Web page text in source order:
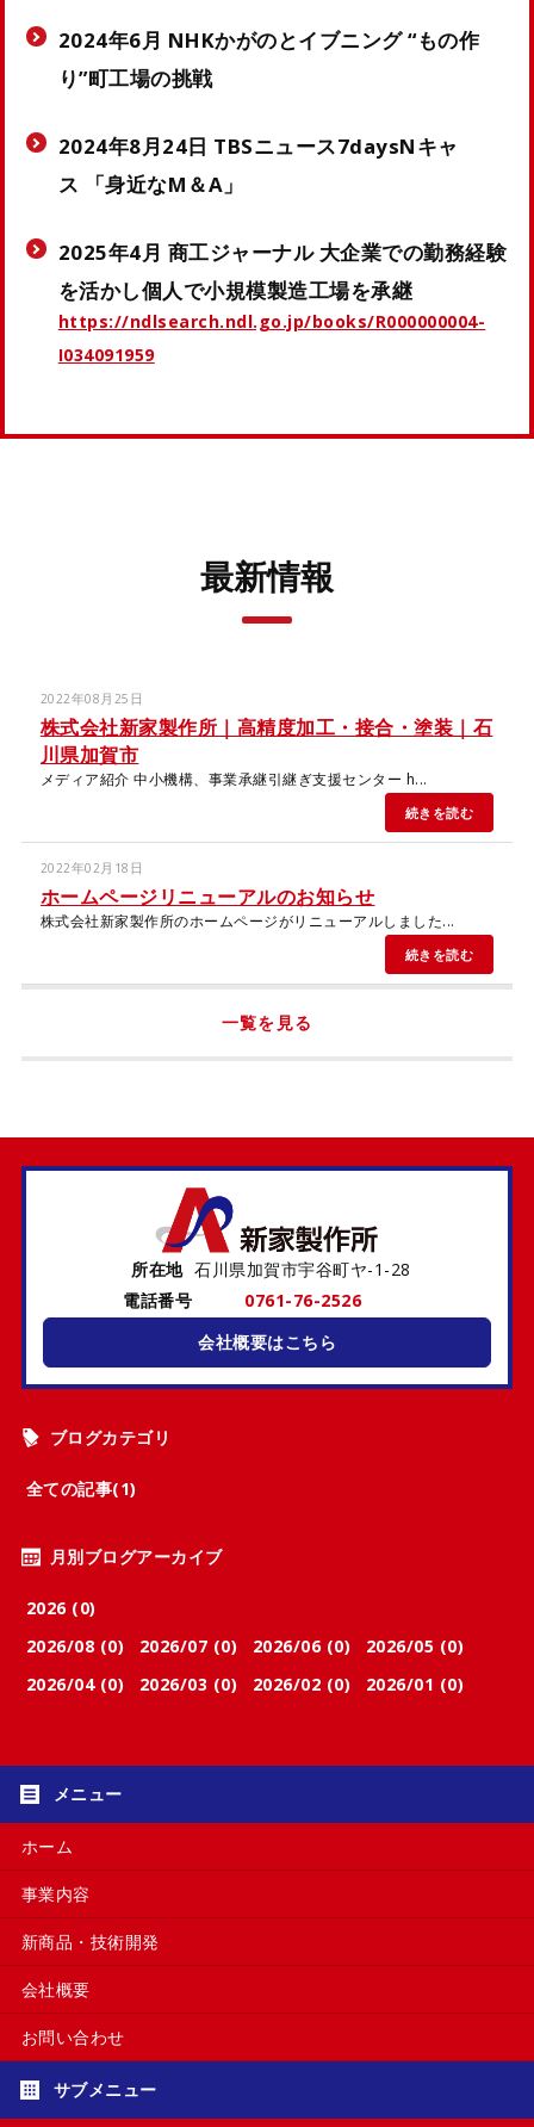
2024年6月 NHKかがのとイブニング “もの作
り”町工場の挑戦
2024年8月24日 TBSニュース7daysNキャ
ス 「身近なM＆A」
2025年4月 商工ジャーナル 大企業での勤務経験
を活かし個人で小規模製造工場を承継
https://ndlsearch.ndl.go.jp/books/R000000004-
I034091959
最新情報
2022年08月25日
株式会社新家製作所｜高精度加工・接合・塗装｜石
川県加賀市
メディア紹介 中小機構、事業承継引継ぎ支援センター h...
続きを読む
2022年02月18日
ホームページリニューアルのお知らせ
株式会社新家製作所のホームページがリニューアルしました...
続きを読む
一覧を見る
所在地 石川県加賀市宇谷町ヤ-1-28
電話番号
0761-76-2526
会社概要はこちら
ブログカテゴリ
全ての記事(1)
月別ブログアーカイブ
2026 (0)
2026/08 (0)
2026/07 (0) 2026/06 (0)
2026/05 (0)
2026/04 (0)
2026/03 (0) 2026/02 (0) 2026/01 (0)
ホーム
事業内容
新商品・技術開発
会社概要
お問い合わせ